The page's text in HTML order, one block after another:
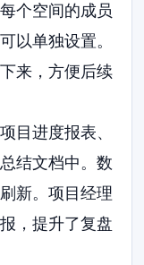
个空间的成员
以单独设置。
来，方便后续
目进度报表、
结文档中。数
新。项目经理
，提升了复盘